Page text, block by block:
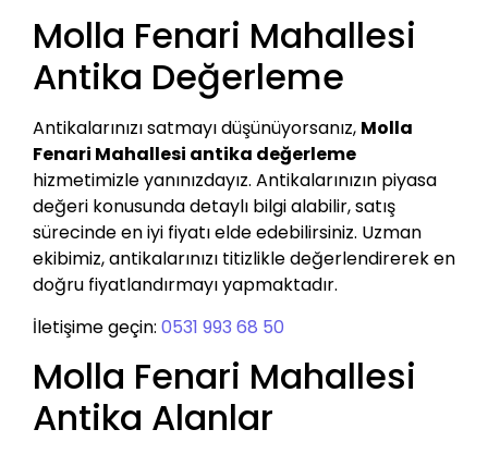
Molla Fenari Mahallesi
Antika Değerleme
Antikalarınızı satmayı düşünüyorsanız, Molla
Fenari Mahallesi antika değerleme
hizmetimizle yanınızdayız. Antikalarınızın piyasa
değeri konusunda detaylı bilgi alabilir, satış
sürecinde en iyi fiyatı elde edebilirsiniz. Uzman
ekibimiz, antikalarınızı titizlikle değerlendirerek en
doğru fiyatlandırmayı yapmaktadır.
İletişime geçin: 0531 993 68 50
Molla Fenari Mahallesi
Antika Alanlar